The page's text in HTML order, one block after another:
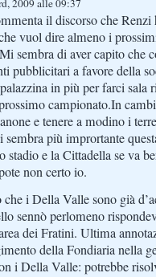
2009 alle 09:37
il discorso che
vuol dire almeno i
sembra di aver capito che
pubblicitari a favore della
in più per farci sala
campionato.In
e tenere a modino i
più imprortante
stadio e la Cittadella se va
non certo io.
che i Della Valle sono già
sennò perlomeno
dei Fratini. Ultima
della Fondiaria nella
i Della Valle: potrebbe